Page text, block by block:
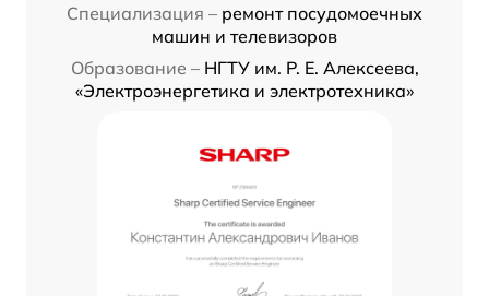
Специализация – ремонт посудомоечных
машин и телевизоров
Образование – НГТУ им. Р. Е. Алексеева,
«Электроэнергетика и электротехника»